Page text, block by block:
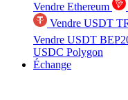
Vendre Ethereum
Vendre USDT
Vendre USDT
USDC Polygon
Échange